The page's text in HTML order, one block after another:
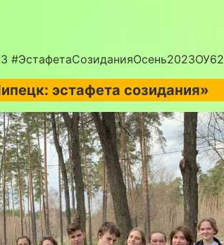
#ЭстафетаСозиданияОсень2023ОУ62
эстафета созидания»